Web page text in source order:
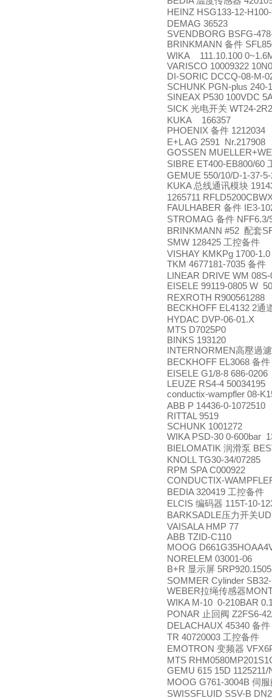
HEINZ HSG133-12-
DEMAG 36523
SVENDBORG BSFG-
BRINKMANN 备件
WIKA 111.10.100
VARISCO 10009322
DI-SORIC DCCQ-08-M-
SCHUNK PGN-plus 240-
SINEAX P530 100VDC
SICK 光电开关 WT24-
KUKA 166357
PHOENIX 备件 1212034
E+L AG 2591 Nr.217908
GOSSEN
SIBRE ET400-EB800/60
GEMUE 550/10/D-1-37-
KUKA 总线通讯模块
1265711
FAULHABER 备件 IE3-
STROMAG 备件 NFF6.3/
BRINKMANN #52 配套
SMW 128425 工控备件
VISHAY KMKPg 1700-1.0
TKM 4677181-7035 备件
LINEAR DRIVE WM
EISELE 99119-0805 W 50
REXROTH R900561288
BECKHOFF EL4132 2通
HYDAC DVP-06-01.X
MTS D7025P0
BINKS 193120
INTERNORMEN高壓過
BECKHOFF EL3068 备件
EISELE G1/8-8 686-0206
LEUZE RS4-4 50034195
conductix-wampfler 08-
ABB P 14436-0-1072510
RITTAL 9519
SCHUNK 1001272
WIKA PSD-30 0-600bar
BIELOMATIK 润滑泵
KNOLL TG30-34/07285
RPM SPA C000922
CONDUCTIX-
BEDIA 320419 工控备件
ELCIS 编码器 115T-10-
BARKSADLE压力开关
VAISALA HMP 77
ABB TZID-C110
MOOG
NORELEM 03001-06
B+R 显示屏
SOMMER Cylinder
WEBER拉绳传感器
WIKA M-10 0-210BAR
PONAR 止回阀 Z2FS6-
DELACHAUX 45340 备件
TR 40720003 工控备件
EMOTRON 变频器
MTS
GEMU 615 15D
MOOG G761-3004B 伺服
SWISSFLUID SSV-B